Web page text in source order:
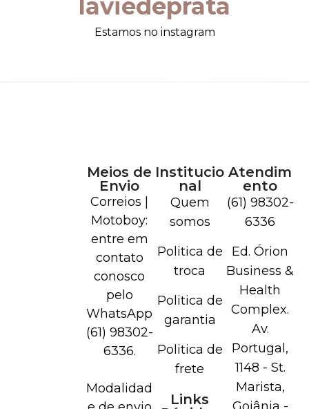
laviedeprata
Estamos no instagram
Meios de
Envio
Correios |
Motoboy:
entre em
contato
conosco
pelo
WhatsApp
(61) 98302-
6336.
Modalidad
Institucio
nal
Quem
somos
Politica de
troca
Politica de
garantia
Politica de
frete
Links
Atendim
ento
(61) 98302-
6336
Ed. Órion
Business &
Health
Complex.
Av.
Portugal,
1148 - St.
Marista,
Goiânia -